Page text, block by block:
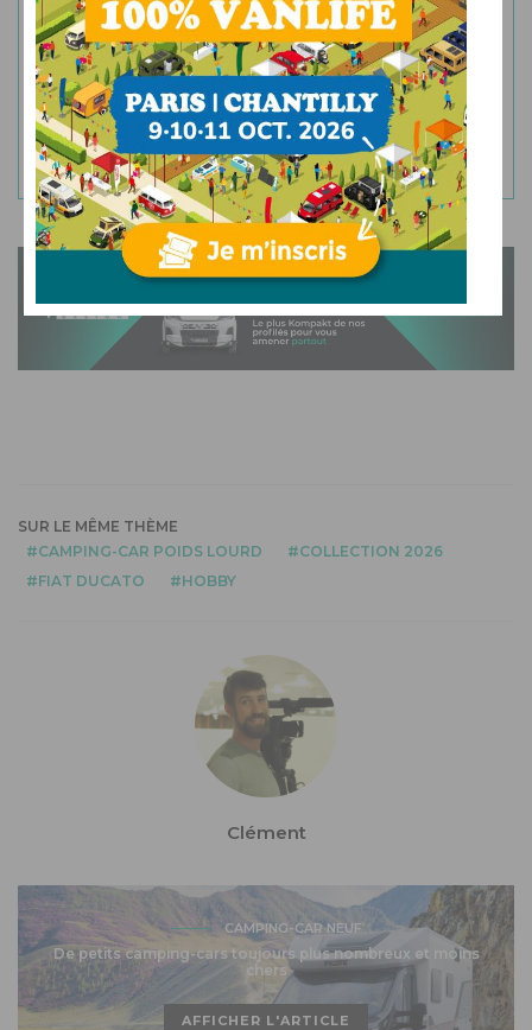
En vous abonnant, vous acceptez de recevoir la
newsletter de Campingcarlesite ainsi que les offres et
informations de nos partenaires. Vous pouvez vous
désinscrire à tout moment à l'aide des liens accessibles
dans nos newsletters.
SUR LE MÊME THÈME
CAMPING-CAR POIDS LOURD
COLLECTION 2026
FIAT DUCATO
HOBBY
Clément
CAMPING-CAR NEUF
De petits camping-cars toujours plus nombreux et moins
chers
AFFICHER L'ARTICLE